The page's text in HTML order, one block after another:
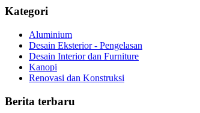
Kategori
Aluminium
Desain Eksterior - Pengelasan
Desain Interior dan Furniture
Kanopi
Renovasi dan Konstruksi
Berita terbaru